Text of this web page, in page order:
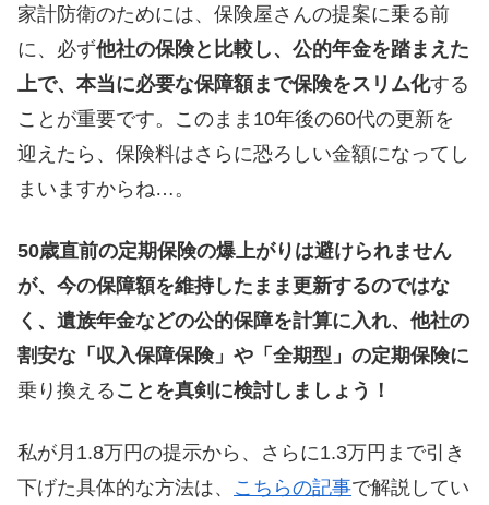
家計防衛のためには、保険屋さんの提案に乗る前
に、必ず他社の保険と比較し、公的年金を踏まえた
上で、本当に必要な保障額まで保険をスリム化する
ことが重要です。このまま10年後の60代の更新を
迎えたら、保険料はさらに恐ろしい金額になってし
まいますからね…。
50歳直前の定期保険の爆上がりは避けられません
が、今の保障額を維持したまま更新するのではな
く、遺族年金などの公的保障を計算に入れ、他社の
割安な「収入保障保険」や「全期型」の定期保険に
乗り換える ことを真剣に検討しましょう！
私が月1.8万円の提示から、さらに1.3万円まで引き
下げた具体的な方法は、 こちらの記事で解説してい